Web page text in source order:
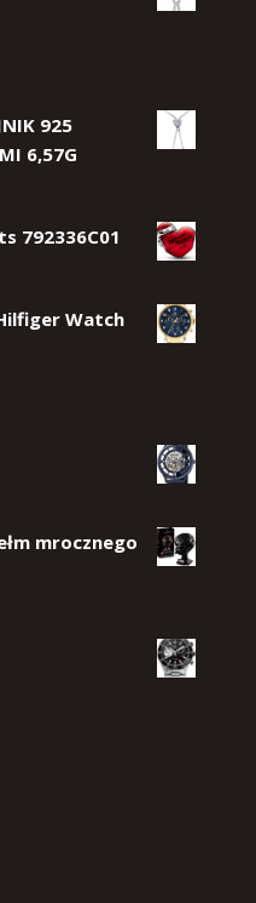
925
6,57G
792336C01
Watch
mrocznego